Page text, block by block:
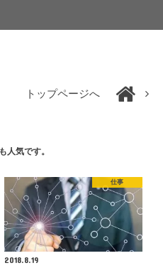
トップページへ
人気です。
仕事
2018.8.19